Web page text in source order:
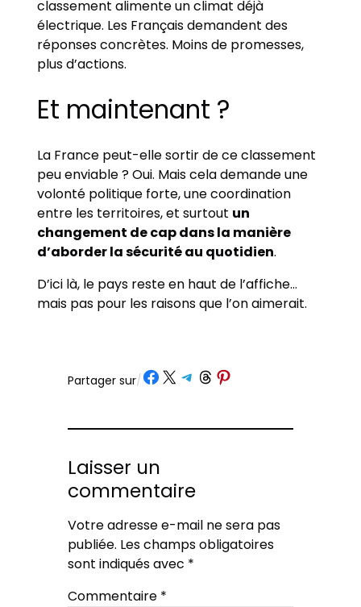
classement alimente un climat déjà
électrique. Les Français demandent des
réponses concrètes. Moins de promesses,
plus d’actions.
Et maintenant ?
La France peut-elle sortir de ce classement
peu enviable ? Oui. Mais cela demande une
volonté politique forte, une coordination
entre les territoires, et surtout un
changement de cap dans la manière
d’aborder la sécurité au quotidien.
D’ici là, le pays reste en haut de l’affiche…
mais pas pour les raisons que l’on aimerait.
Partager sur/ Partager sur Facebook
Partager sur X Partager sur Telegram
Partager sur Threads
Partager sur Pinterest
Laisser un
commentaire
Votre adresse e-mail ne sera pas
publiée. Les champs obligatoires
sont indiqués avec *
Commentaire *